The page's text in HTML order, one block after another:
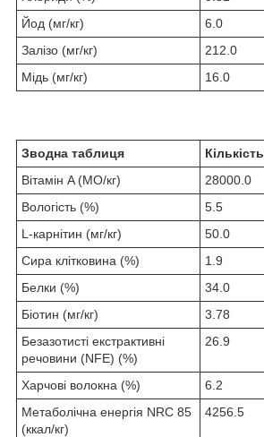
Йод (мг/кг)
6.0
Залізо (мг/кг)
212.0
Мідь (мг/кг)
16.0
Зводна таблиця
Кількість
Вітамін A (МО/кг)
28000.0
Вологість (%)
5.5
L-карнітин (мг/кг)
50.0
Сира клітковина (%)
1.9
Белки (%)
34.0
Біотин (мг/кг)
3.78
Безазотисті екстрактивні
речовини (NFE) (%)
26.9
Харчові волокна (%)
6.2
Метаболічна енергія NRC 85
(ккал/кг)
4256.5